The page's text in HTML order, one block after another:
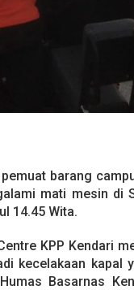
barang
mati mesin di
14.45 Wita.
KPP Kendari
kecelakaan kapal
Basarnas